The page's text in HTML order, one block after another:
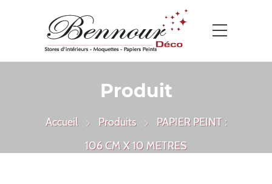
Produit
Accueil Produits
PAPIER PEINT :
106 CM X 10 METRES